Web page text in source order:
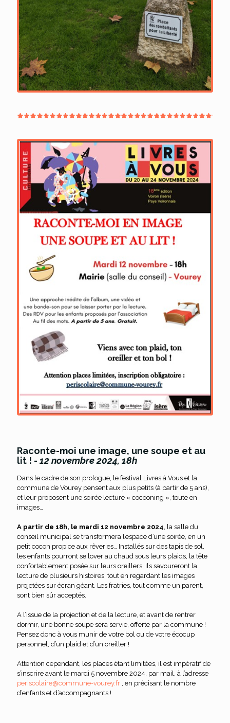
Raconte-moi une image, une soupe et au
lit ! - 12 novembre 2024, 18h
Dans le cadre de son prologue, le festival Livres à Vous et la
commune de Vourey pensent aux plus petits (à partir de 5 ans),
et leur proposent une soirée lecture « cocooning », toute en
images…
A partir de 18h, le mardi 12 novembre 2024 , la salle du
conseil municipal se transformera l’espace d’une soirée, en un
petit cocon propice aux rêveries… Installés sur des tapis de sol,
les enfants pourront se lover au chaud sous leurs plaids, la tête
confortablement posée sur leurs oreillers. Ils savoureront la
lecture de plusieurs histoires, tout en regardant les images
projetées sur écran géant. Les fratries, tout comme un parent,
sont bien sûr acceptés.
A l’issue de la projection et de la lecture, et avant de rentrer
dormir, une bonne soupe sera servie, offerte par la commune !
Pensez donc à vous munir de votre bol ou de votre écocup
personnel, d’un plaid et d’un oreiller !
Attention cependant, les places étant limitées, il est impératif de
s’inscrire avant le mardi 5 novembre 2024, par mail, à l’adresse
periscolaire@commune-vourey.fr , en précisant le nombre
d’enfants et d’accompagnants !